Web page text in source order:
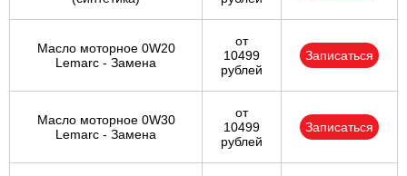
Масло моторное 0W20
Lemarc - Замена
от
10499
рублей
Записаться
Масло моторное 0W30
Lemarc - Замена
от
10499
рублей
Записаться